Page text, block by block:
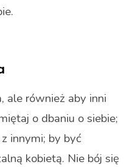
ale również aby inni
o dbaniu o siebie;
innymi; by być
kobietą. Nie bój się